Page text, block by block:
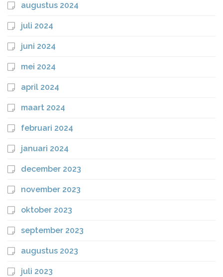
augustus 2024
juli 2024
juni 2024
mei 2024
april 2024
maart 2024
februari 2024
januari 2024
december 2023
november 2023
oktober 2023
september 2023
augustus 2023
juli 2023